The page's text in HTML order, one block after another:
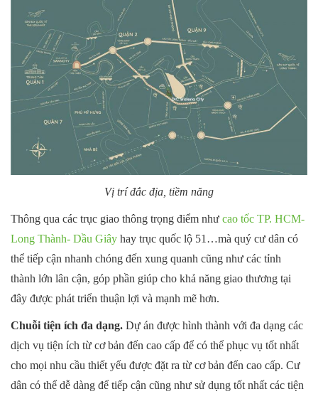
Vị trí đắc địa, tiềm năng
Thông qua các trục giao thông trọng điểm như cao tốc TP. HCM-
Long Thành- Dầu Giây hay trục quốc lộ 51…mà quý cư dân có
thể tiếp cận nhanh chóng đến xung quanh cũng như các tỉnh
thành lớn lân cận, góp phần giúp cho khả năng giao thương tại
đây được phát triển thuận lợi và mạnh mẽ hơn.
Chuỗi tiện ích đa dạng. Dự án được hình thành với đa dạng các
dịch vụ tiện ích từ cơ bản đến cao cấp để có thể phục vụ tốt nhất
cho mọi nhu cầu thiết yếu được đặt ra từ cơ bản đến cao cấp. Cư
dân có thể dễ dàng để tiếp cận cũng như sử dụng tốt nhất các tiện